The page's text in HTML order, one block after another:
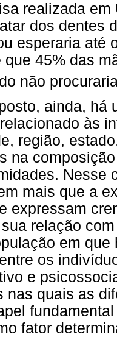
realizada
dos dentes
esperaria até
que 45% das
não
ainda, há
às
região,
na
Nesse
mais que a
expressam
relação
em
os
e
nas quais as
fator